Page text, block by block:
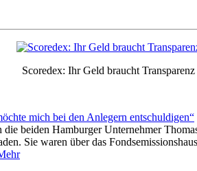
Scoredex: Ihr Geld braucht Transparenz
mich bei den Anlegern entschuldigen“
die beiden Hamburger Unternehmer
Sie waren über das